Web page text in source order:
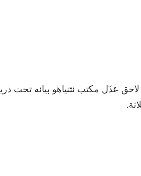
عدّل مكتب نتنياهو بيانه تحت